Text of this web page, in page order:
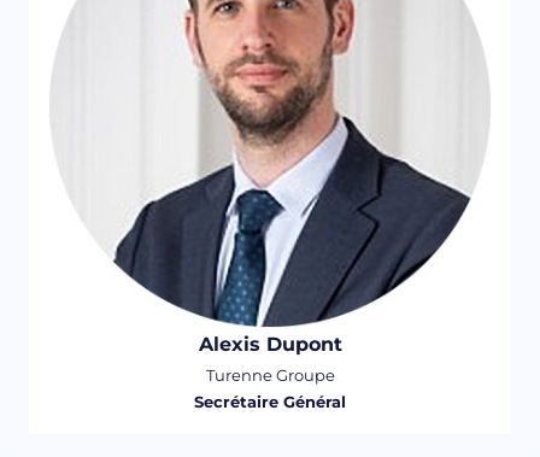
Alexis Dupont
Turenne Groupe
Secrétaire Général